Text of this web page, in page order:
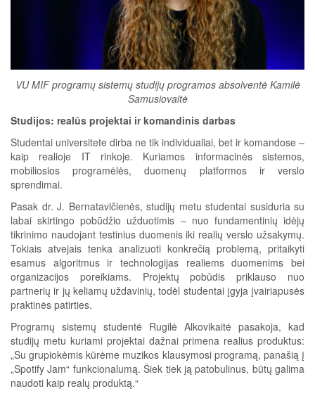
VU MIF programų sistemų studijų programos absolventė Kamilė
Samusiovaitė
Studijos: realūs projektai ir komandinis darbas
Studentai universitete dirba ne tik individualiai, bet ir komandose –
kaip realioje IT rinkoje. Kuriamos informacinės sistemos,
mobiliosios programėlės, duomenų platformos ir verslo
sprendimai.
Pasak dr. J. Bernatavičienės, studijų metu studentai susiduria su
labai skirtingo pobūdžio užduotimis – nuo fundamentinių idėjų
tikrinimo naudojant testinius duomenis iki realių verslo užsakymų.
Tokiais atvejais tenka analizuoti konkrečią problemą, pritaikyti
esamus algoritmus ir technologijas realiems duomenims bei
organizacijos poreikiams. Projektų pobūdis priklauso nuo
partnerių ir jų keliamų uždavinių, todėl studentai įgyja įvairiapusės
praktinės patirties.
Programų sistemų studentė Rugilė Alkovikaitė pasakoja, kad
studijų metu kuriami projektai dažnai primena realius produktus:
„Su grupiokėmis kūrėme muzikos klausymosi programą, panašią į
„Spotify Jam“ funkcionalumą. Šiek tiek ją patobulinus, būtų galima
naudoti kaip realų produktą.“